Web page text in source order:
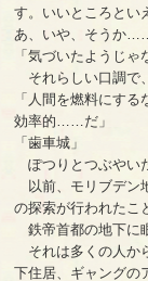
す。いいところとい
あ、いや、そうか
「気づいたようじゃ
それらしい口調で
「人間を燃料にす
効率的……だ」
「歯車城」
ぽつりとつぶやい
以前、モリブデン
の探索が行われたこ
鉄帝首都の地下に
それは多くの人か
下住居、ギャングの